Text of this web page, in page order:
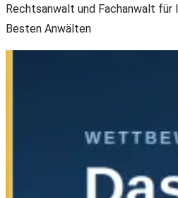
Rechtsanwalt und Fachanwalt
Besten Anwälten